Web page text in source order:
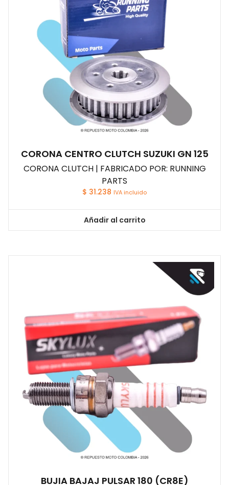
CORONA CENTRO CLUTCH SUZUKI GN 125
CORONA CLUTCH | FABRICADO POR: RUNNING
PARTS
$ 31.238 IVA incluido
Añadir al carrito
BUJIA BAJAJ PULSAR 180 (CR8E)